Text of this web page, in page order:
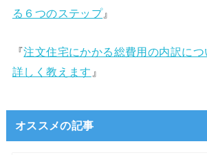
る６つのステップ』
『注文住宅にかかる総費用の内訳に
詳しく教えます 』
オススメの記事